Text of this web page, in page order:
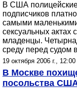
В США
подписчиков
самыми
сексуальных актах
младенцы.
среду перед судом
19 октября 2006 г., 12:00
В Москве
посольства